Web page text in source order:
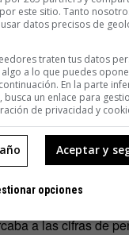
a su irrupción
por teléfono sin
únicamente con las
reservado a la
de consumo
pasaron de ser de
o teléfono
a internet. Para
a las cifras de
este sitio. Tanto
datos precisos de
traten tus datos
a lo que puedes
En la parte
busca un enlace para
de privacidad y
Aceptar y
opciones